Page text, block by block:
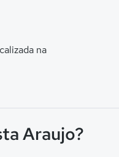
na
Araujo?